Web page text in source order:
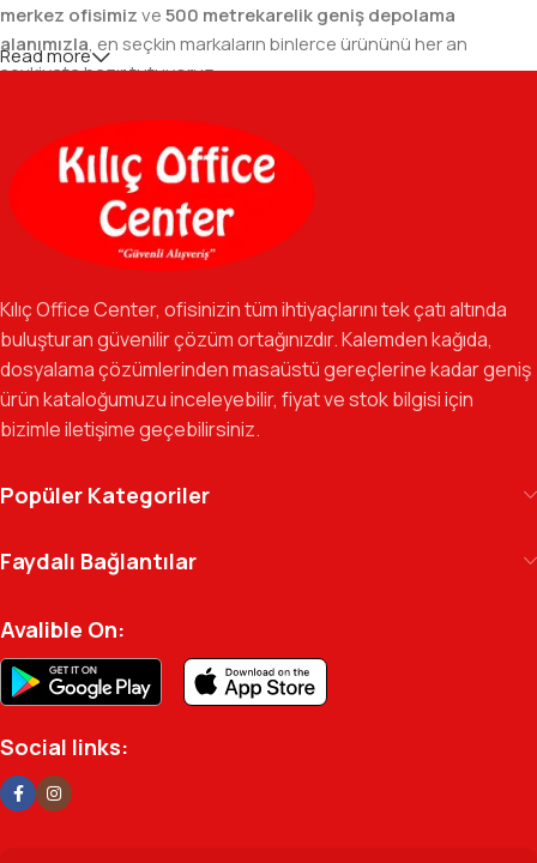
merkez ofisimizve500 metrekarelik geniş depolama
alanımızla, en seçkin markaların binlerce ürününü her an
sevkiyata hazır tutuyoruz.
Geniş Ürün Yelpazesi:Temel kırtasiye malzemelerinden teknik
ofis gereçlerine kadar, iş hayatınızda ihtiyaç duyduğunuz her
şeyi tek bir çatı altında, en uygun fiyat avantajlarıyla bulmanızı
sağlıyoruz.
Özverili Takım Ruhu:İşini tutkuyla yapan, güler yüzlü ve çözüm
güvenilir bir yol arkadaşı olmayı hedefliyoruz.
Gelecek Vizyonu:Kurumsal kimliğimizi yeni iş birlikleri ve global
markalarla güçlendirerek, Türkiye genelinde müşteri ağımızı her
geçen gün büyütmeye devam ediyoruz.
Kılıç Office Center
arşivinizdeki dosyaya kadar her detayda yanınızda.
Ofisinizin enerjisini ve verimliliğini artırmak için
profesyonel kadromuzla hizmetinizdeyiz.
Read more
Kılıç Office Center, ofisinizin tüm ihtiyaçlarını tek çatı altında
buluşturan güvenilir çözüm ortağınızdır. Kalemden kağıda,
dosyalama çözümlerinden masaüstü gereçlerine kadar geniş
ürün kataloğumuzu inceleyebilir, fiyat ve stok bilgisi için
bizimle iletişime geçebilirsiniz.
Popüler Kategoriler
Faydalı Bağlantılar
Avalible On:
Social links: